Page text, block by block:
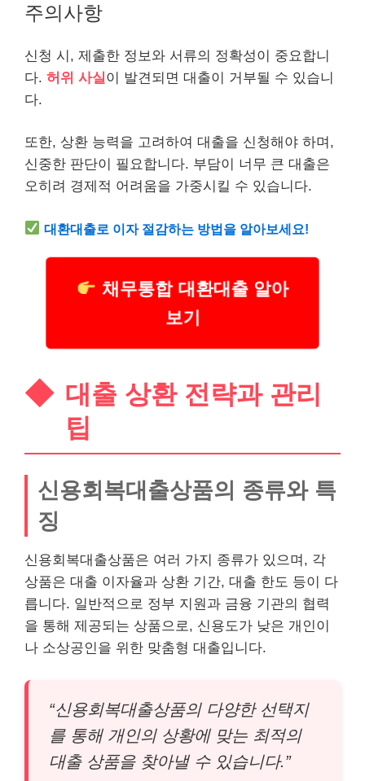
주의사항
신청 시, 제출한 정보와 서류의 정확성이 중요합니
다. 허위 사실 이 발견되면 대출이 거부될 수 있습니
다.
또한, 상환 능력을 고려하여 대출을 신청해야 하며,
신중한 판단이 필요합니다. 부담이 너무 큰 대출은
오히려 경제적 어려움을 가중시킬 수 있습니다.
대환대출로 이자 절감하는 방법을 알아보세요!
채무통합 대환대출 알아
보기
대출 상환 전략과 관리
팁
신용회복대출상품의 종류와 특
징
신용회복대출상품은 여러 가지 종류가 있으며, 각
상품은 대출 이자율과 상환 기간, 대출 한도 등이 다
릅니다. 일반적으로 정부 지원과 금융 기관의 협력
을 통해 제공되는 상품으로, 신용도가 낮은 개인이
나 소상공인을 위한 맞춤형 대출입니다.
“신용회복대출상품의 다양한 선택지
를 통해 개인의 상황에 맞는 최적의
대출 상품을 찾아낼 수 있습니다.”